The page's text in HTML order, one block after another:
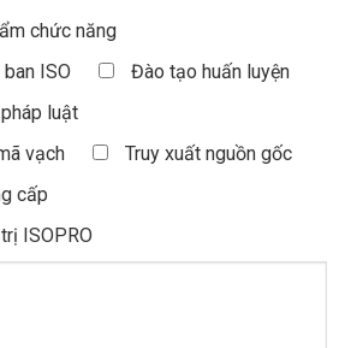
chức năng
ISO
Đào tạo huấn luyện
luật
vạch
Truy xuất nguồn gốc
cấp
ISOPRO